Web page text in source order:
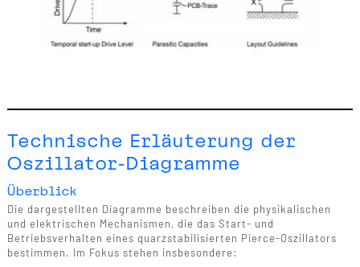
Technische Erläuterung der
Oszillator-Diagramme
Überblick
Die dargestellten Diagramme beschreiben die physikalischen
und elektrischen Mechanismen, die das Start- und
Betriebsverhalten eines quarzstabilisierten Pierce-Oszillators
bestimmen. Im Fokus stehen insbesondere: